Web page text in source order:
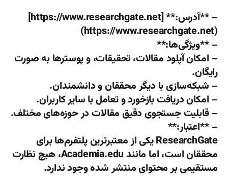
– **آدرس:** [https://www.researchgate.net]
(https://www.researchgate.net)
– **ویژگی‌ها:**
– امکان آپلود مقالات، تحقیقات، و پوسترها به صورت
رایگان.
– شبکه‌سازی با دیگر محققان و دانشمندان.
– امکان دریافت بازخورد و تعامل با سایر کاربران.
– قابلیت جستجوی دقیق مقالات در حوزه‌های مختلف.
– **اعتبار:**
ResearchGate یکی از معتبرترین پلتفرم‌ها برای
محققان است، اما مانند Academia.edu، هیچ نظارت
مستقیمی بر محتوای منتشر شده وجود ندارد.